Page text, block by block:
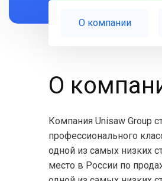
О компании
О
Компания Unisaw Group
профессионального
одной из самых низких
место в России по